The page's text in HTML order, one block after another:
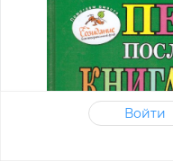
Войти